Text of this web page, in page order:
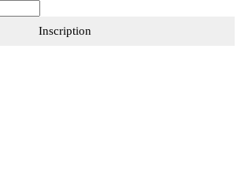
Inscription